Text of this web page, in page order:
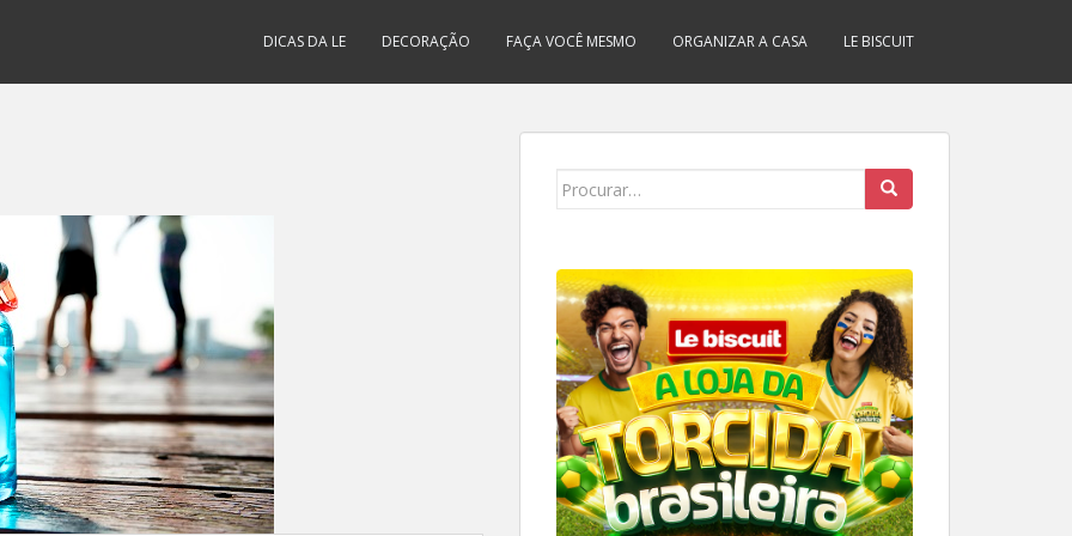
DICAS DA LE DECORAÇÃO FAÇA VOCÊ MESMO ORGANIZAR A CASA LE BISCUIT
Search